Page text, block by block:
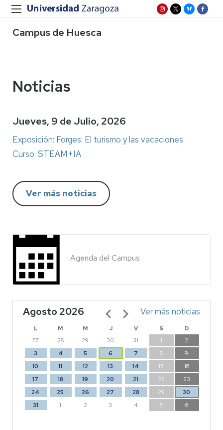
Campus de Huesca
Noticias
Jueves, 9 de Julio, 2026
Exposición: Forges: El turismo y las vacaciones
Curso: STEAM+IA
Ver más noticias
Agenda del Campus
Agosto 2026
L M M J V S
D
27
28 29 30 31 1
2
3
4 5 6 7 8
9
10
11 12 13 14 15
16
17
18 19 20 21 22
23
24
25 26 27 28 29
30
31
1 2 3 4 5 6
Paginación Ver más noticias